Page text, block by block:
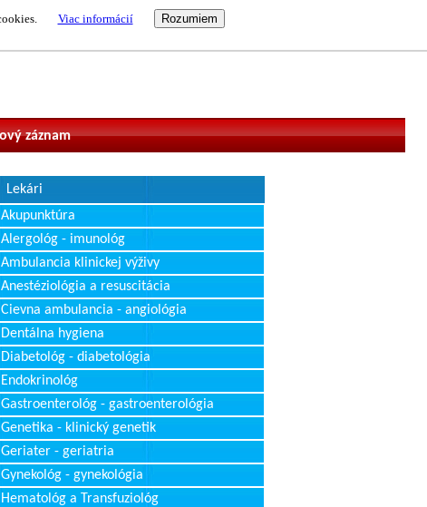
Viac informácií
záznam
Lekári
Akupunktúra
Alergológ - imunológ
Ambulancia klinickej výživy
Anestéziológia a resuscitácia
Cievna ambulancia - angiológia
Dentálna hygiena
Diabetológ - diabetológia
Endokrinológ
Gastroenterológ - gastroenterológia
Genetika - klinický genetik
Geriater - geriatria
Gynekológ - gynekológia
Hematológ a Transfuziológ